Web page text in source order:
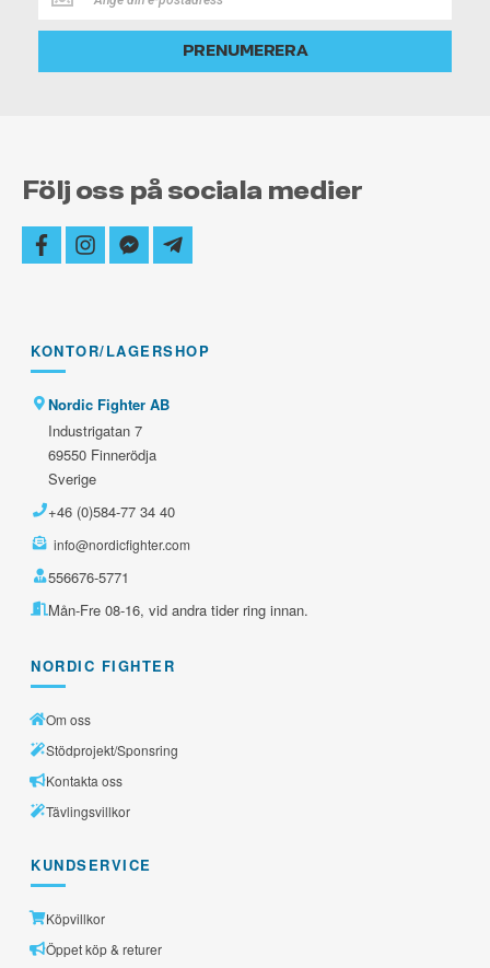
dig
alltid
PRENUMERERA
Följ oss på sociala medier
facebookinstagram
facebook-
messenger
telegram-
plane
KONTOR/LAGERSHOP
Nordic Fighter AB
Industrigatan 7
69550 Finnerödja
Sverige
+46 (0)584-77 34 40
info@nordicfighter.com
556676-5771
Mån-Fre 08-16, vid andra tider ring innan.
NORDIC FIGHTER
Om oss
Stödprojekt/Sponsring
Kontakta oss
Tävlingsvillkor
KUNDSERVICE
Köpvillkor
Öppet köp & returer